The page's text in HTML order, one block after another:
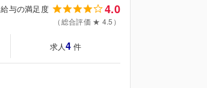
給与の満足度 4.0
（総合評価 ★ 4.5）
求人4 件